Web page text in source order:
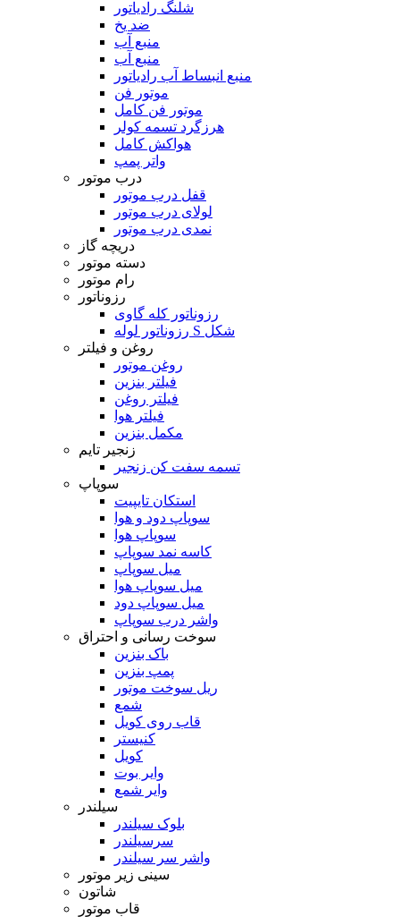
شلنگ رادیاتور
ضد یخ
منبع آب
منبع آب
منبع انبساط آب رادیاتور
موتور فن
موتور فن کامل
هرزگرد تسمه کولر
هواکش کامل
واتر پمپ
درب موتور
قفل درب موتور
لولای درب موتور
نمدی درب موتور
دریچه گاز
دسته موتور
رام موتور
رزوناتور
رزوناتور کله گاوی
رزوناتور لوله S شکل
روغن و فیلتر
روغن موتور
فیلتر بنزین
فیلتر روغن
فیلتر هوا
مکمل بنزین
زنجیر تایم
تسمه سفت کن زنجیر
سوپاپ
استکان تایپیت
سوپاپ دود و هوا
سوپاپ هوا
کاسه نمد سوپاپ
میل سوپاپ
میل سوپاپ هوا
میل سوپاپ دود
واشر درب سوپاپ
سوخت رسانی و احتراق
باک بنزین
پمپ بنزین
ریل سوخت موتور
شمع
قاب روی کویل
کنیستر
کویل
وایر بوت
وایر شمع
سیلندر
بلوک سیلندر
سرسیلندر
واشر سر سیلندر
سینی زیر موتور
شاتون
قاب موتور